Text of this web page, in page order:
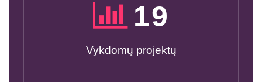
20
Vykdomų projektų